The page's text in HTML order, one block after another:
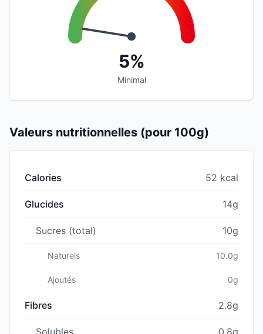
5%
Minimal
Valeurs nutritionnelles (pour 100g)
Calories 52 kcal
Glucides 14g
Sucres (total) 10g
Naturels 10.0g
Ajoutés 0g
Fibres 2.8g
Solubles 0.8g